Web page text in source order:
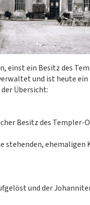
einst ein Besitz des
und ist heute
Übersicht:
Besitz des
stehenden,
und der